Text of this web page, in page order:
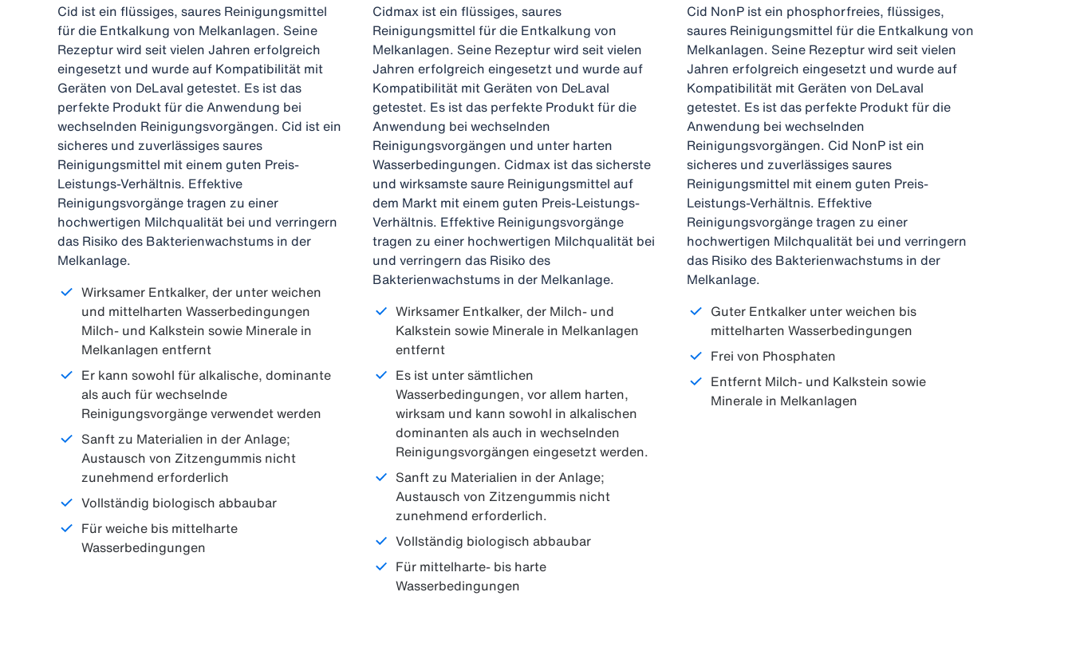
Cid ist ein flüssiges, saures Reinigungsmittel
für die Entkalkung von Melkanlagen. Seine
Rezeptur wird seit vielen Jahren erfolgreich
eingesetzt und wurde auf Kompatibilität mit
Geräten von DeLaval getestet. Es ist das
perfekte Produkt für die Anwendung bei
wechselnden Reinigungsvorgängen. Cid ist ein
sicheres und zuverlässiges saures
Reinigungsmittel mit einem guten Preis-
Leistungs-Verhältnis. Effektive
Reinigungsvorgänge tragen zu einer
hochwertigen Milchqualität bei und verringern
das Risiko des Bakterienwachstums in der
Melkanlage.
Wirksamer Entkalker, der unter weichen
und mittelharten Wasserbedingungen
Milch- und Kalkstein sowie Minerale in
Melkanlagen entfernt
Er kann sowohl für alkalische, dominante
als auch für wechselnde
Reinigungsvorgänge verwendet werden
Sanft zu Materialien in der Anlage;
Austausch von Zitzengummis nicht
zunehmend erforderlich
Vollständig biologisch abbaubar
Für weiche bis mittelharte
Wasserbedingungen
Cidmax ist ein flüssiges, saures
Reinigungsmittel für die Entkalkung von
Melkanlagen. Seine Rezeptur wird seit vielen
Jahren erfolgreich eingesetzt und wurde auf
Kompatibilität mit Geräten von DeLaval
getestet. Es ist das perfekte Produkt für die
Anwendung bei wechselnden
Reinigungsvorgängen und unter harten
Wasserbedingungen. Cidmax ist das sicherste
und wirksamste saure Reinigungsmittel auf
dem Markt mit einem guten Preis-Leistungs-
Verhältnis. Effektive Reinigungsvorgänge
tragen zu einer hochwertigen Milchqualität bei
und verringern das Risiko des
Bakterienwachstums in der Melkanlage.
Wirksamer Entkalker, der Milch- und
Kalkstein sowie Minerale in Melkanlagen
entfernt
Es ist unter sämtlichen
Wasserbedingungen, vor allem harten,
wirksam und kann sowohl in alkalischen
dominanten als auch in wechselnden
Reinigungsvorgängen eingesetzt werden.
Sanft zu Materialien in der Anlage;
Austausch von Zitzengummis nicht
zunehmend erforderlich.
Vollständig biologisch abbaubar
Für mittelharte- bis harte
Wasserbedingungen
Cid NonP ist ein phosphorfreies, flüssiges,
saures Reinigungsmittel für die Entkalkung von
Melkanlagen. Seine Rezeptur wird seit vielen
Jahren erfolgreich eingesetzt und wurde auf
Kompatibilität mit Geräten von DeLaval
getestet. Es ist das perfekte Produkt für die
Anwendung bei wechselnden
Reinigungsvorgängen. Cid NonP ist ein
sicheres und zuverlässiges saures
Reinigungsmittel mit einem guten Preis-
Leistungs-Verhältnis. Effektive
Reinigungsvorgänge tragen zu einer
hochwertigen Milchqualität bei und verringern
das Risiko des Bakterienwachstums in der
Melkanlage.
Guter Entkalker unter weichen bis
mittelharten Wasserbedingungen
Frei von Phosphaten
Entfernt Milch- und Kalkstein sowie
Minerale in Melkanlagen